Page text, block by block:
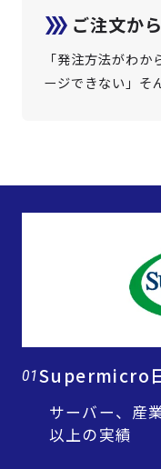
ご注文か
「発注方法がわ
ージできない」そ
01Supermicro
サーバー、産
以上の実績